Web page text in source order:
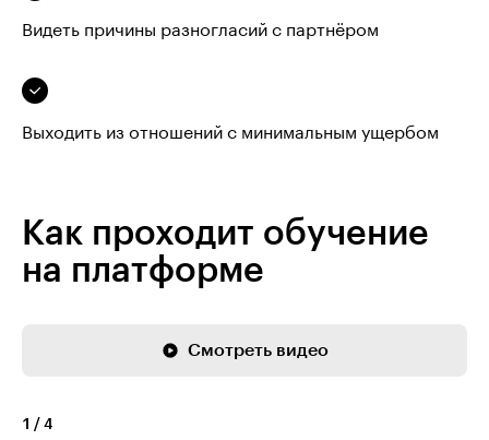
Видеть причины разногласий с партнёром
Выходить из отношений с минимальным ущербом
Как проходит обучение
на платформе
Смотреть видео
1 / 4